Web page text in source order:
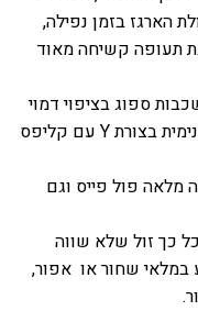
הארגז בזמן נפילה,
תעופה קשיחה מאוד
ספוג בציפוי דמוי
עור בולם זעזועי רכיבה והכולל רצועה פנימית בצורת Y עם קליפס
מלאה פול פייס וגם
מחיר של ארגז אלומיניום לאופנוע 45L כל כך זול שלא שווה
צבע במלאי שחור או אפור,